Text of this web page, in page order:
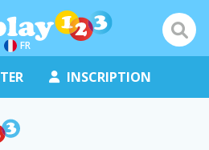
FR
INSCRIPTION